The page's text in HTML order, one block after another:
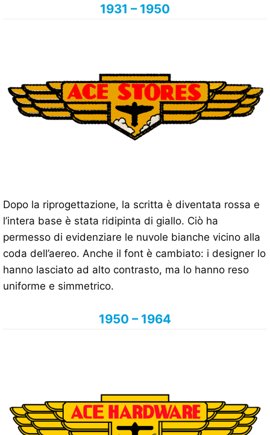
1931 – 1950
Dopo la riprogettazione, la scritta è diventata rossa e
l’intera base è stata ridipinta di giallo. Ciò ha
permesso di evidenziare le nuvole bianche vicino alla
coda dell’aereo. Anche il font è cambiato: i designer lo
hanno lasciato ad alto contrasto, ma lo hanno reso
uniforme e simmetrico.
1950 – 1964